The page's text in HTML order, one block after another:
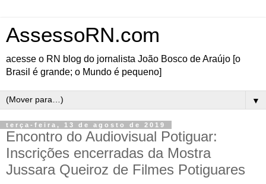
AssessoRN.com
acesse o RN blog do jornalista João Bosco de Araújo [o
Brasil é grande; o Mundo é pequeno]
▼
terça-feira, 13 de agosto de 2019
Encontro do Audiovisual Potiguar:
Inscrições encerradas da Mostra
Jussara Queiroz de Filmes Potiguares